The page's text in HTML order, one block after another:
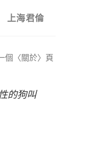
上海君倫
個〈關於〉頁
的狗叫